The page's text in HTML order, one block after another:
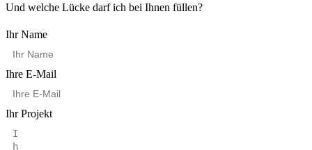
Und welche Lücke darf ich bei Ihnen füllen?
Ihr Name
Ihre E-Mail
Ihr Projekt